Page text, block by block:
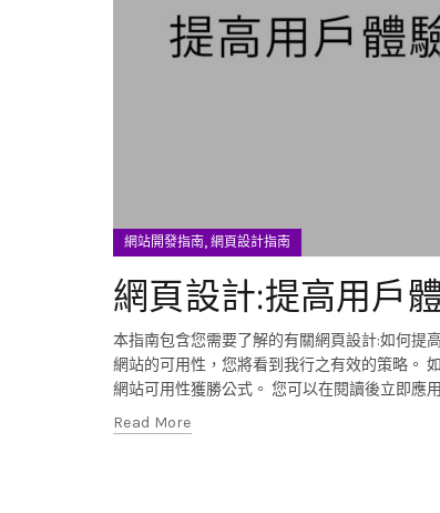
網站開發指南, 網頁設計指南
網頁設計:提高用戶
本指南包含您需要了解的有關網頁設計:如何提高用
網站的可用性，您將看到我行之有效的策略。 如果您不熟悉網站可用性，我將向您展示如何解決每個問題。 事實上： 您會發現我的155個
Read More